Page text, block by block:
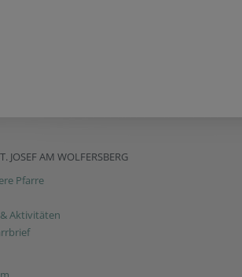
JOSEF AM WOLFERSBERG
Pfarre
Aktivitäten